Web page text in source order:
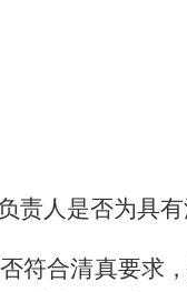
责人是否为具
符合清真要求